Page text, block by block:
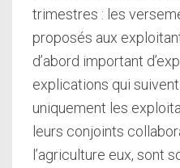
trimestres : les
proposés aux
d’abord important
explications qui
uniquement les
leurs conjoints
l’agriculture eux, sont